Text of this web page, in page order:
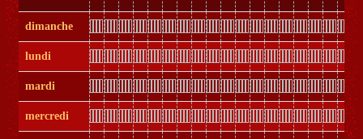
dimanche
lundi
mardi
mercredi